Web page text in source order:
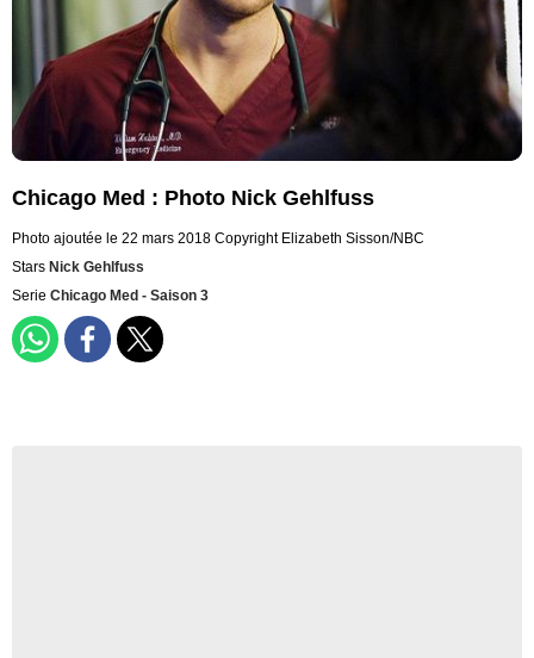
Chicago Med : Photo Nick Gehlfuss
Photo ajoutée le 22 mars 2018 Copyright Elizabeth Sisson/NBC
Stars Nick Gehlfuss
Serie Chicago Med - Saison 3